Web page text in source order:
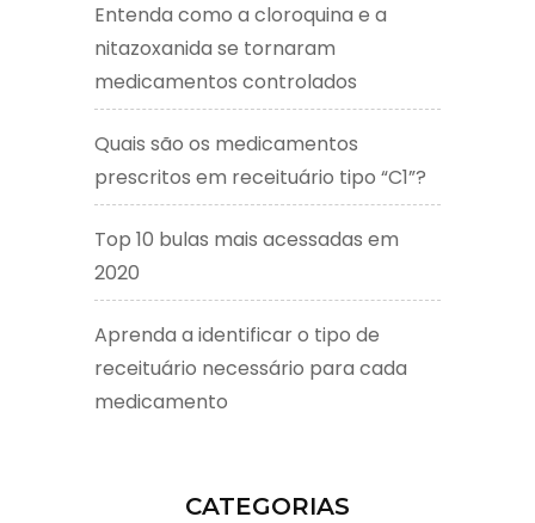
Entenda como a cloroquina e a
nitazoxanida se tornaram
medicamentos controlados
Quais são os medicamentos
prescritos em receituário tipo “C1”?
Top 10 bulas mais acessadas em
2020
Aprenda a identificar o tipo de
receituário necessário para cada
medicamento
CATEGORIAS